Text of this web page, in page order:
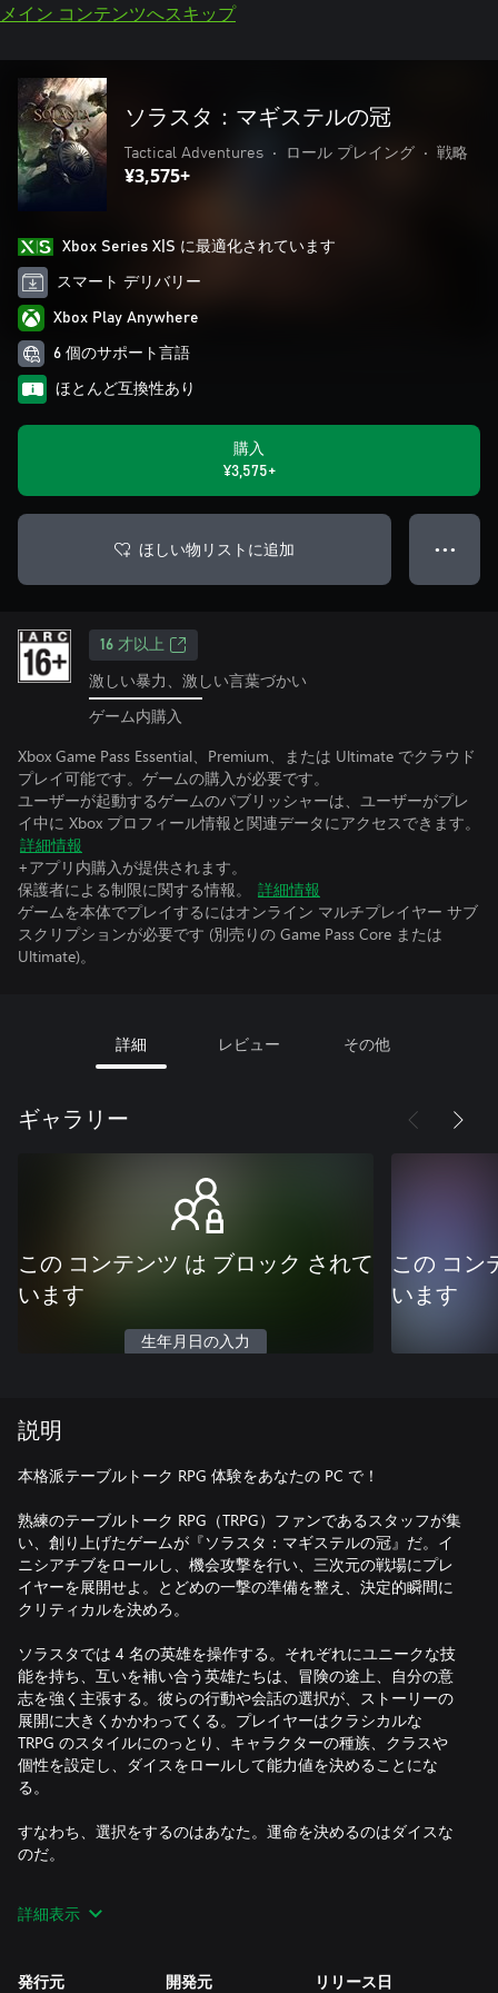
メイン コンテンツへスキップ
ソラスタ：マギステルの冠
Tactical Adventures • ロール プレイング • 戦略
¥3,575+
Xbox Series X|S に最適化されています
スマート デリバリー
Xbox Play Anywhere
6 個のサポート言語
ほとんど互換性あり
購入
¥3,575+
ほしい物リストに追加 ● ● ●
16 才以上
激しい暴力、激しい言葉づかい
ゲーム内購入
Xbox Game Pass Essential、Premium、または Ultimate でクラウド
プレイ可能です。ゲームの購入が必要です。
ユーザーが起動するゲームのパブリッシャーは、ユーザーがプレ
イ中に Xbox プロフィール情報と関連データにアクセスできます。
詳細情報
+アプリ内購入が提供されます。
保護者による制限に関する情報。
詳細情報
ゲームを本体でプレイするにはオンライン マルチプレイヤー サブ
スクリプションが必要です (別売りの Game Pass Core または
Ultimate)。
詳細 レビュー その他
ギャラリー
この コンテンツ は ブロック されて
います
生年月日の入力
この コン
います
説明
本格派テーブルトーク RPG 体験をあなたの PC で！
熟練のテーブルトーク RPG（TRPG）ファンであるスタッフが集
い、創り上げたゲームが『ソラスタ：マギステルの冠』だ。イ
ニシアチブをロールし、機会攻撃を行い、三次元の戦場にプレ
イヤーを展開せよ。とどめの一撃の準備を整え、決定的瞬間に
クリティカルを決めろ。​
ソラスタでは 4 名の英雄を操作する。それぞれにユニークな技
能を持ち、互いを補い合う英雄たちは、冒険の途上、自分の意
志を強く主張する。彼らの行動や会話の選択が、ストーリーの
展開に大きくかかわってくる。プレイヤーはクラシカルな
TRPG のスタイルにのっとり、キャラクターの種族、クラスや
個性を設定し、ダイスをロールして能力値を決めることにな
る。​
すなわち、選択をするのはあなた。運命を決めるのはダイスな
のだ。
壮大なチーム・アドベンチャー
詳細表示
発行元 開発元 リリース日